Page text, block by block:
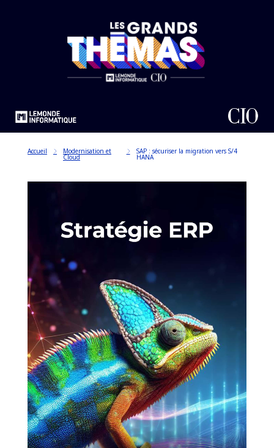
Accueil Modernisation et
Cloud
SAP : sécuriser la migration vers S/4
HANA